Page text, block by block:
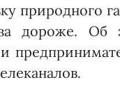
природного
дороже. Об